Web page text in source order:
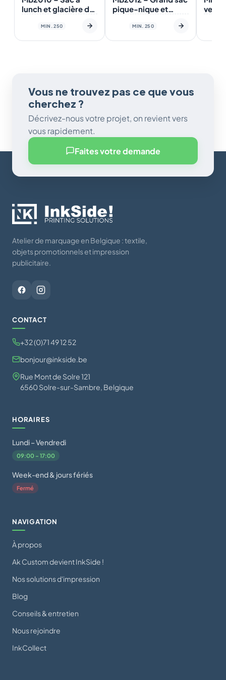
lunch et glacière de
épaisseurs, avec
MIN. 250
pique-nique et
design en quadri
MIN. 250
verre
Vous ne trouvez pas ce que vous
cherchez ?
Décrivez-nous votre projet, on revient vers
vous rapidement.
Faites votre demande
Atelier de marquage en Belgique : textile,
objets promotionnels et impression
publicitaire.
CONTACT
+32 (0)71 49 12 52
bonjour@inkside.be
Rue Mont de Solre 121
6560 Solre-sur-Sambre, Belgique
HORAIRES
Lundi – Vendredi
09:00 – 17:00
Week-end & jours fériés
Fermé
NAVIGATION
À propos
Ak Custom devient InkSide !
Nos solutions d'impression
Blog
Conseils & entretien
Nous rejoindre
InkCollect